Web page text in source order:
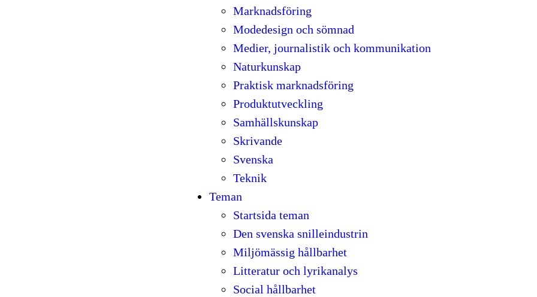
Marknadsföring
Modedesign och sömnad
Medier, journalistik och kommunikation
Naturkunskap
Praktisk marknadsföring
Produktutveckling
Samhällskunskap
Skrivande
Svenska
Teknik
Teman
Startsida teman
Den svenska snilleindustrin
Miljömässig hållbarhet
Litteratur och lyrikanalys
Social hållbarhet